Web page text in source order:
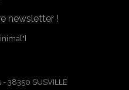
newsletter !
38350 SUSVILLE